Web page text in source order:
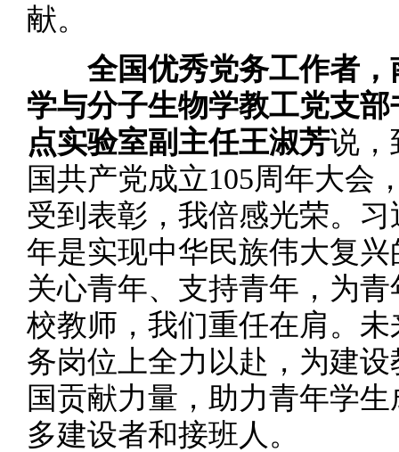
献。
全国优秀党务工作者
学与分子生物学教工党支
点实验室副主任王淑芳说，
国共产党成立105周年大会
受到表彰，我倍感光荣。
年是实现中华民族伟大复
关心青年、支持青年，为
校教师，我们重任在肩。
务岗位上全力以赴，为建
国贡献力量，助力青年学
多建设者和接班人。